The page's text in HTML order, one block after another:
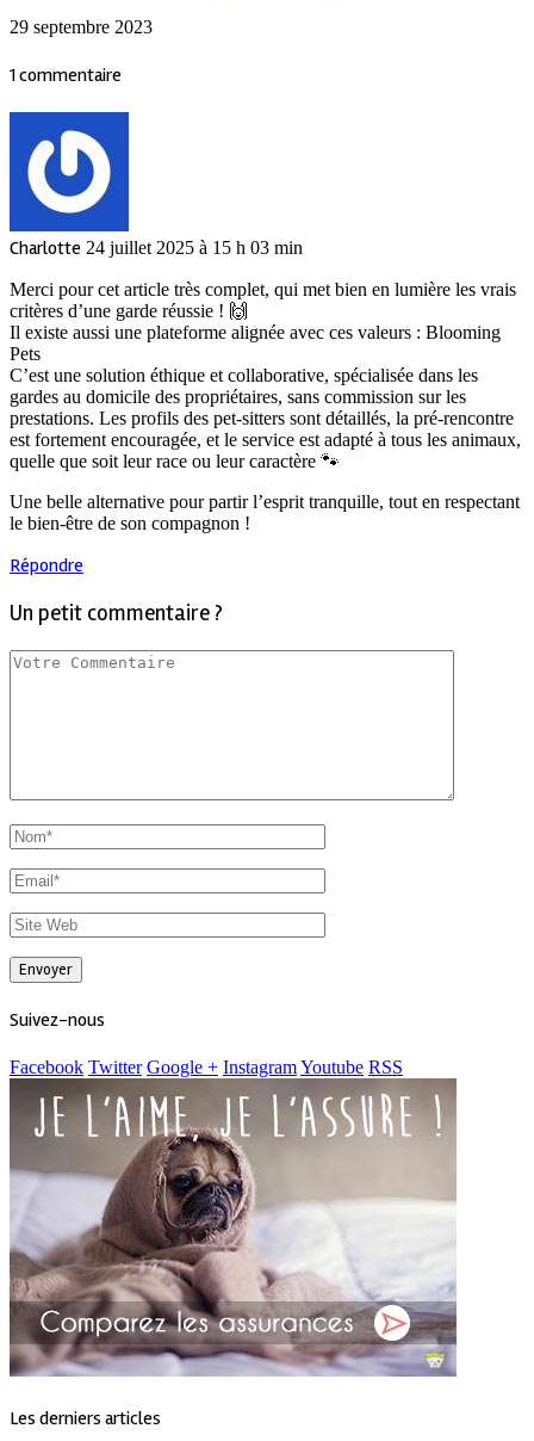
29 septembre 2023
1 commentaire
Charlotte 24 juillet 2025 à 15 h 03 min
Merci pour cet article très complet, qui met bien en lumière les vrais
critères d’une garde réussie ! 🙌
Il existe aussi une plateforme alignée avec ces valeurs : Blooming
Pets
C’est une solution éthique et collaborative, spécialisée dans les
gardes au domicile des propriétaires, sans commission sur les
prestations. Les profils des pet-sitters sont détaillés, la pré-rencontre
est fortement encouragée, et le service est adapté à tous les animaux,
quelle que soit leur race ou leur caractère 🐾
Une belle alternative pour partir l’esprit tranquille, tout en respectant
le bien-être de son compagnon !
Répondre
Un petit commentaire ?
Suivez-nous
Facebook Twitter Google + InstagramYoutube RSS
Les derniers articles